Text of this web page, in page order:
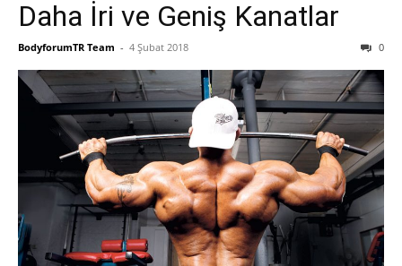
Daha İri ve Geniş Kanatlar
BodyforumTR Team - 4 Şubat 2018 0